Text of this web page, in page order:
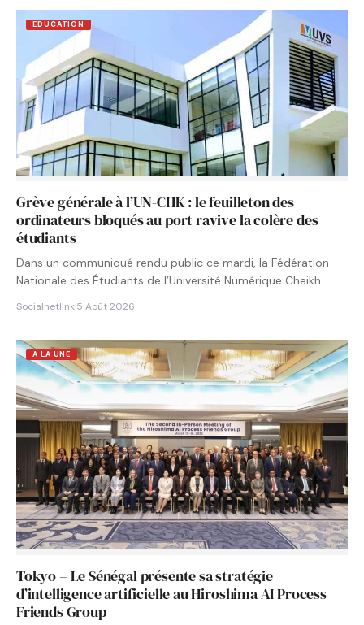
EDUCATION
Grève générale à l’UN-CHK : le feuilleton des
ordinateurs bloqués au port ravive la colère des
étudiants
Dans un communiqué rendu public ce mardi, la Fédération
Nationale des Étudiants de l’Université Numérique Cheikh
Socialnetlink·5 Août 2026
A LA UNE
Tokyo – Le Sénégal présente sa stratégie
d’intelligence artificielle au Hiroshima AI Process
Friends Group